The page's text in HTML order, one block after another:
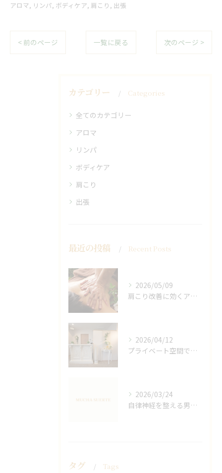
アロマ リンパ ボディケア 肩こり 出張
< 前のページ 一覧に戻る 次のページ >
カテゴリー Categories
全てのカテゴリー
アロマ
リンパ
ボディケア
肩こり
出張
最近の投稿 Recent Posts
2026/05/09
肩こり改善に効くアロマリンパの手技と効果
2026/04/12
プライベート空間で極上アロマリンパケアの効果
2026/03/24
自律神経を整える男性オイルマッサージ
タグ Tags